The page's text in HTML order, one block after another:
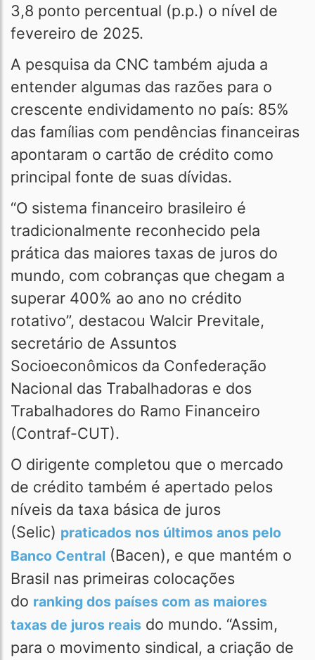
3,8 ponto percentual (p.p.) o nível de
fevereiro de 2025.
A pesquisa da CNC também ajuda a
entender algumas das razões para o
crescente endividamento no país: 85%
das famílias com pendências financeiras
apontaram o cartão de crédito como
principal fonte de suas dívidas.
“O sistema financeiro brasileiro é
tradicionalmente reconhecido pela
prática das maiores taxas de juros do
mundo, com cobranças que chegam a
superar 400% ao ano no crédito
rotativo”, destacou Walcir Previtale,
secretário de Assuntos
Socioeconômicos da Confederação
Nacional das Trabalhadoras e dos
Trabalhadores do Ramo Financeiro
(Contraf-CUT).
O dirigente completou que o mercado
de crédito também é apertado pelos
níveis da taxa básica de juros
(Selic) praticados nos últimos anos pelo
Banco Central (Bacen), e que mantém o
Brasil nas primeiras colocações
do ranking dos países com as maiores
taxas de juros reais do mundo. “Assim,
para o movimento sindical, a criação de